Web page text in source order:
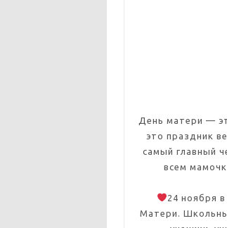
День матери —
это праздник
самый главный
всем
24 ноября
Матери.